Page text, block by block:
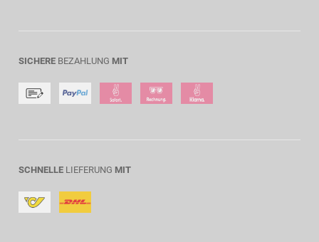
SICHERE BEZAHLUNG MIT
SCHNELLE LIEFERUNG MIT